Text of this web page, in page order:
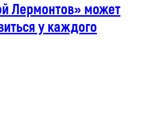
Лермонтов» может
у каждого